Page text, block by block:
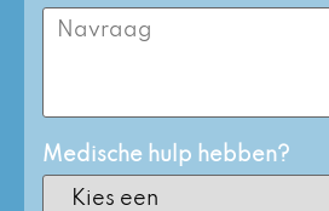
Enquiry
Medische hulp hebben?